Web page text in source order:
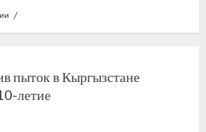
пыток в Кыргызстане
летие